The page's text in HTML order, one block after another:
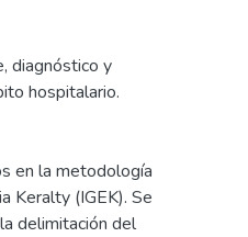
diagnóstico y
hospitalario.
en la metodología
Keralty (IGEK). Se
delimitación del